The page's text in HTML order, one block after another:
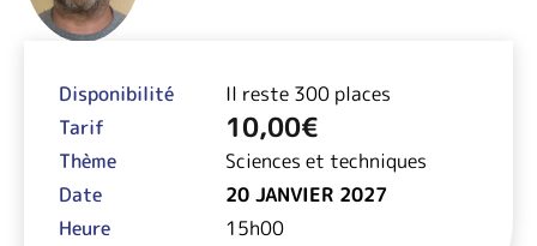
Disponibilité
Il reste 300 places
Tarif
10,00€
Thème
Sciences et techniques
Date
20 JANVIER 2027
Heure
15h00